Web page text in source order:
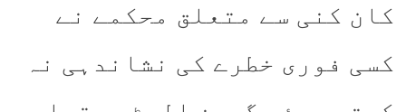
کان کنی سے متعلق محکمے نے
کسی فوری خطرے کی نشاندہی نہ